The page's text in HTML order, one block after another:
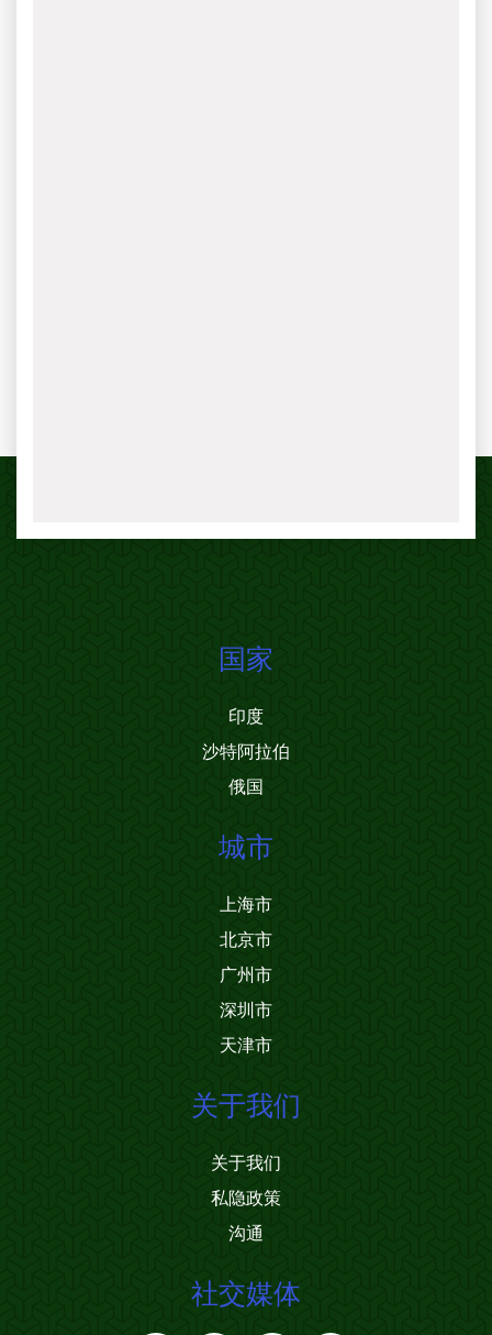
国家
印度
沙特阿拉伯
俄国
城市
上海市
北京市
广州市
深圳市
天津市
关于我们
关于我们
私隐政策
沟通
社交媒体